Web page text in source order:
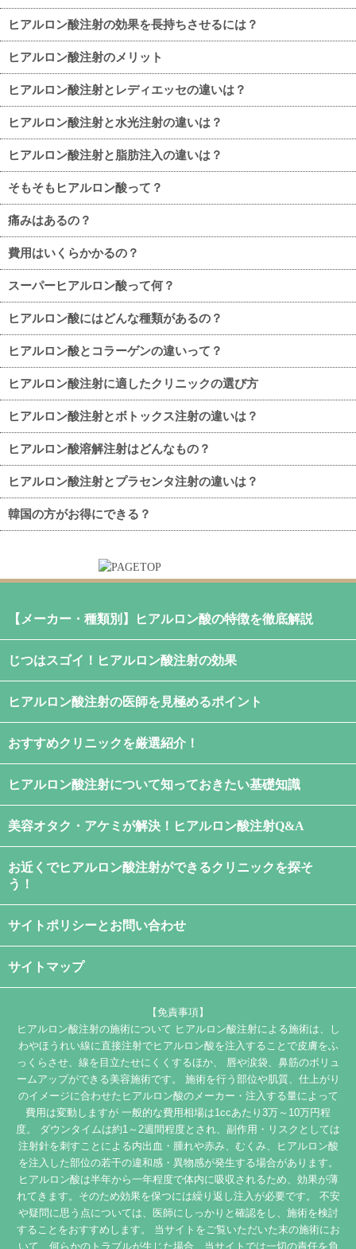
ヒアルロン酸注射の効果を長持ちさせるには？
ヒアルロン酸注射のメリット
ヒアルロン酸注射とレディエッセの違いは？
ヒアルロン酸注射と水光注射の違いは？
ヒアルロン酸注射と脂肪注入の違いは？
そもそもヒアルロン酸って？
痛みはあるの？
費用はいくらかかるの？
スーパーヒアルロン酸って何？
ヒアルロン酸にはどんな種類があるの？
ヒアルロン酸とコラーゲンの違いって？
ヒアルロン酸注射に適したクリニックの選び方
ヒアルロン酸注射とボトックス注射の違いは？
ヒアルロン酸溶解注射はどんなもの？
ヒアルロン酸注射とプラセンタ注射の違いは？
韓国の方がお得にできる？
【免責事項】
ヒアルロン酸注射の施術について ヒアルロン酸注射による施術は、し
わやほうれい線に直接注射でヒアルロン酸を注入することで皮膚をふ
っくらさせ、線を目立たせにくくするほか、 唇や涙袋、鼻筋のボリュ
ームアップができる美容施術です。 施術を行う部位や肌質、仕上がり
のイメージに合わせたヒアルロン酸のメーカー・注入する量によって
費用は変動しますが 一般的な費用相場は1ccあたり3万～10万円程
度。 ダウンタイムは約1～2週間程度とされ、副作用・リスクとしては
注射針を刺すことによる内出血・腫れや赤み、むくみ、ヒアルロン酸
を注入した部位の若干の違和感・異物感が発生する場合があります。
ヒアルロン酸は半年から一年程度で体内に吸収されるため、効果が薄
れてきます。そのため効果を保つには繰り返し注入が必要です。 不安
や疑問に思う点については、医師にしっかりと確認をし、施術を検討
することをおすすめします。 当サイトをご覧いただいた末の施術にお
いて、何らかのトラブルが生じた場合、当サイトでは一切の責任を負
【メーカー・種類別】ヒアルロン酸の特徴を徹底解説
じつはスゴイ！ヒアルロン酸注射の効果
ヒアルロン酸注射の医師を見極めるポイント
おすすめクリニックを厳選紹介！
ヒアルロン酸注射について知っておきたい基礎知識
美容オタク・アケミが解決！ヒアルロン酸注射Q&A
お近くでヒアルロン酸注射ができるクリニックを探そ
う！
サイトポリシーとお問い合わせ
サイトマップ